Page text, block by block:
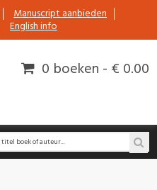
Manuscript aanbieden
English info
0 boeken - € 0.00